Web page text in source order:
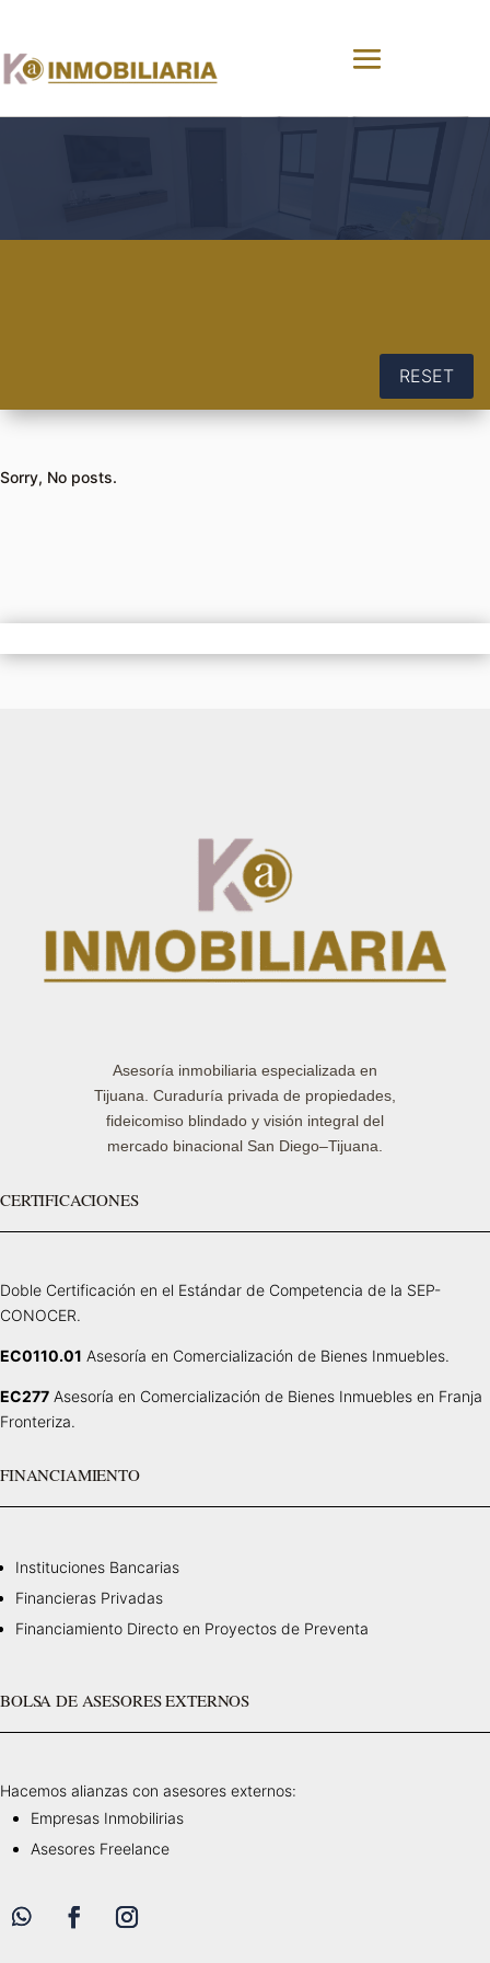
RESET
Sorry, No posts.
Asesoría inmobiliaria especializada en
Tijuana. Curaduría privada de propiedades,
fideicomiso blindado y visión integral del
mercado binacional San Diego–Tijuana.
CERTIFICACIONES
Doble Certificación en el Estándar de Competencia de la SEP-
CONOCER.
EC0110.01 Asesoría en Comercialización de Bienes Inmuebles.
EC277 Asesoría en Comercialización de Bienes Inmuebles en Franja
Fronteriza.
FINANCIAMIENTO
Instituciones Bancarias
Financieras Privadas
Financiamiento Directo en Proyectos de Preventa
BOLSA DE ASESORES EXTERNOS
Hacemos alianzas con asesores externos:
Empresas Inmobilirias
Asesores Freelance